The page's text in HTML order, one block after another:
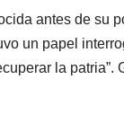
antes de su
un papel
la